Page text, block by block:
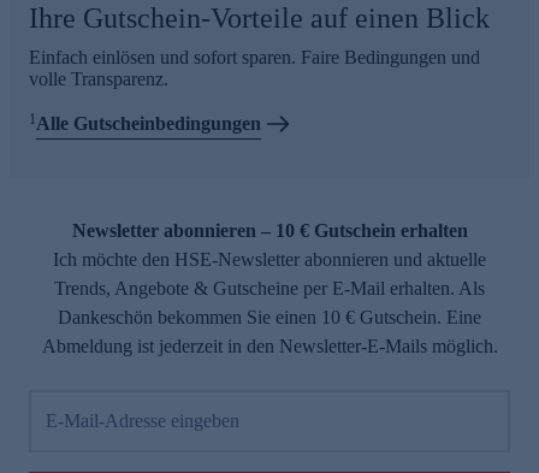
Ihre Gutschein-Vorteile auf einen Blick
Einfach einlösen und sofort sparen. Faire Bedingungen und
volle Transparenz.
1Alle Gutscheinbedingungen
Newsletter abonnieren – 10 € Gutschein erhalten
Ich möchte den HSE-Newsletter abonnieren und aktuelle
Trends, Angebote & Gutscheine per E-Mail erhalten. Als
Dankeschön bekommen Sie einen 10 € Gutschein. Eine
Abmeldung ist jederzeit in den Newsletter-E-Mails möglich.
E-Mail-Adresse eingeben